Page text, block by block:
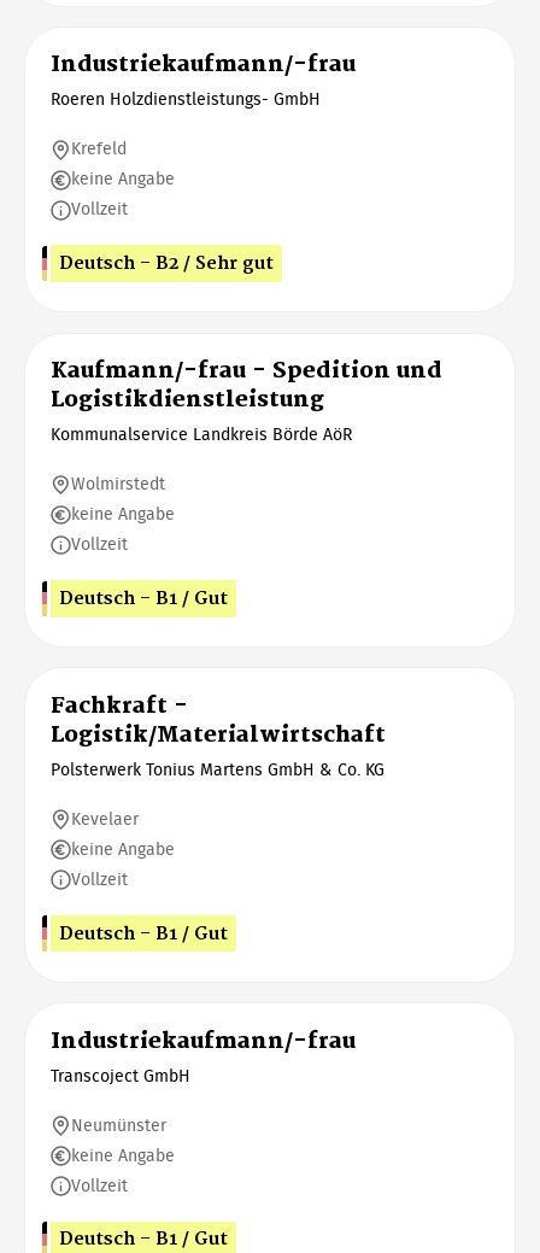
Industriekaufmann/-frau
Roeren Holzdienstleistungs- GmbH
Krefeld
keine Angabe
Vollzeit
Deutsch - B2 / Sehr gut
Kaufmann/-frau - Spedition und
Logistikdienstleistung
Kommunalservice Landkreis Börde AöR
Wolmirstedt
keine Angabe
Vollzeit
Deutsch - B1 / Gut
Fachkraft -
Logistik/Materialwirtschaft
Polsterwerk Tonius Martens GmbH & Co. KG
Kevelaer
keine Angabe
Vollzeit
Deutsch - B1 / Gut
Industriekaufmann/-frau
Transcoject GmbH
Neumünster
keine Angabe
Vollzeit
Deutsch - B1 / Gut